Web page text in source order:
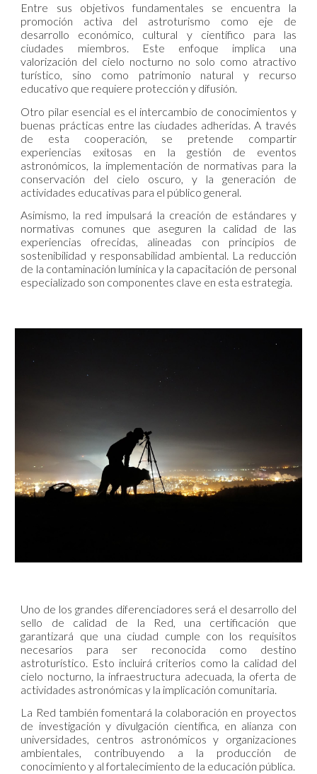
Entre sus objetivos fundamentales se encuentra la
promoción activa del astroturismo como eje de
desarrollo económico, cultural y científico para las
ciudades miembros. Este enfoque implica una
valorización del cielo nocturno no solo como atractivo
turístico, sino como patrimonio natural y recurso
educativo que requiere protección y difusión.
Otro pilar esencial es el intercambio de conocimientos y
buenas prácticas entre las ciudades adheridas. A través
de esta cooperación, se pretende compartir
experiencias exitosas en la gestión de eventos
astronómicos, la implementación de normativas para la
conservación del cielo oscuro, y la generación de
actividades educativas para el público general.
Asimismo, la red impulsará la creación de estándares y
normativas comunes que aseguren la calidad de las
experiencias ofrecidas, alineadas con principios de
sostenibilidad y responsabilidad ambiental. La reducción
de la contaminación lumínica y la capacitación de personal
especializado son componentes clave en esta estrategia.
Uno de los grandes diferenciadores será el desarrollo del
sello de calidad de la Red, una certificación que
garantizará que una ciudad cumple con los requisitos
necesarios para ser reconocida como destino
astroturístico. Esto incluirá criterios como la calidad del
cielo nocturno, la infraestructura adecuada, la oferta de
actividades astronómicas y la implicación comunitaria.
La Red también fomentará la colaboración en proyectos
de investigación y divulgación científica, en alianza con
universidades, centros astronómicos y organizaciones
ambientales, contribuyendo a la producción de
conocimiento y al fortalecimiento de la educación pública.